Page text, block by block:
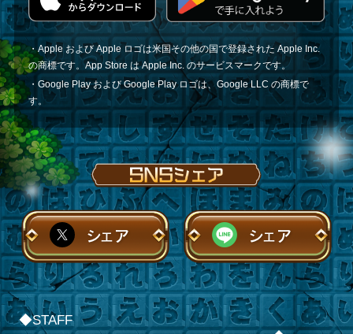
・Apple および Apple ロゴは米国その他の国で登録された Apple Inc.
の商標です。App Store は Apple Inc. のサービスマークです。
・Google Play および Google Play ロゴは、Google LLC の商標で
す。
シェア シェア
◆STAFF